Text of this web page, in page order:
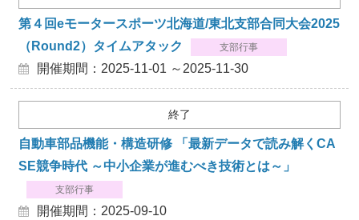
第４回eモータースポーツ北海道/東北支部合同大会2025
（Round2）タイムアタック
支部行事
開催期間：2025-11-01 ～2025-11-30
終了
自動車部品機能・構造研修 「最新データで読み解くCA
SE競争時代 ～中小企業が進むべき技術とは～」
支部行事
開催期間：2025-09-10